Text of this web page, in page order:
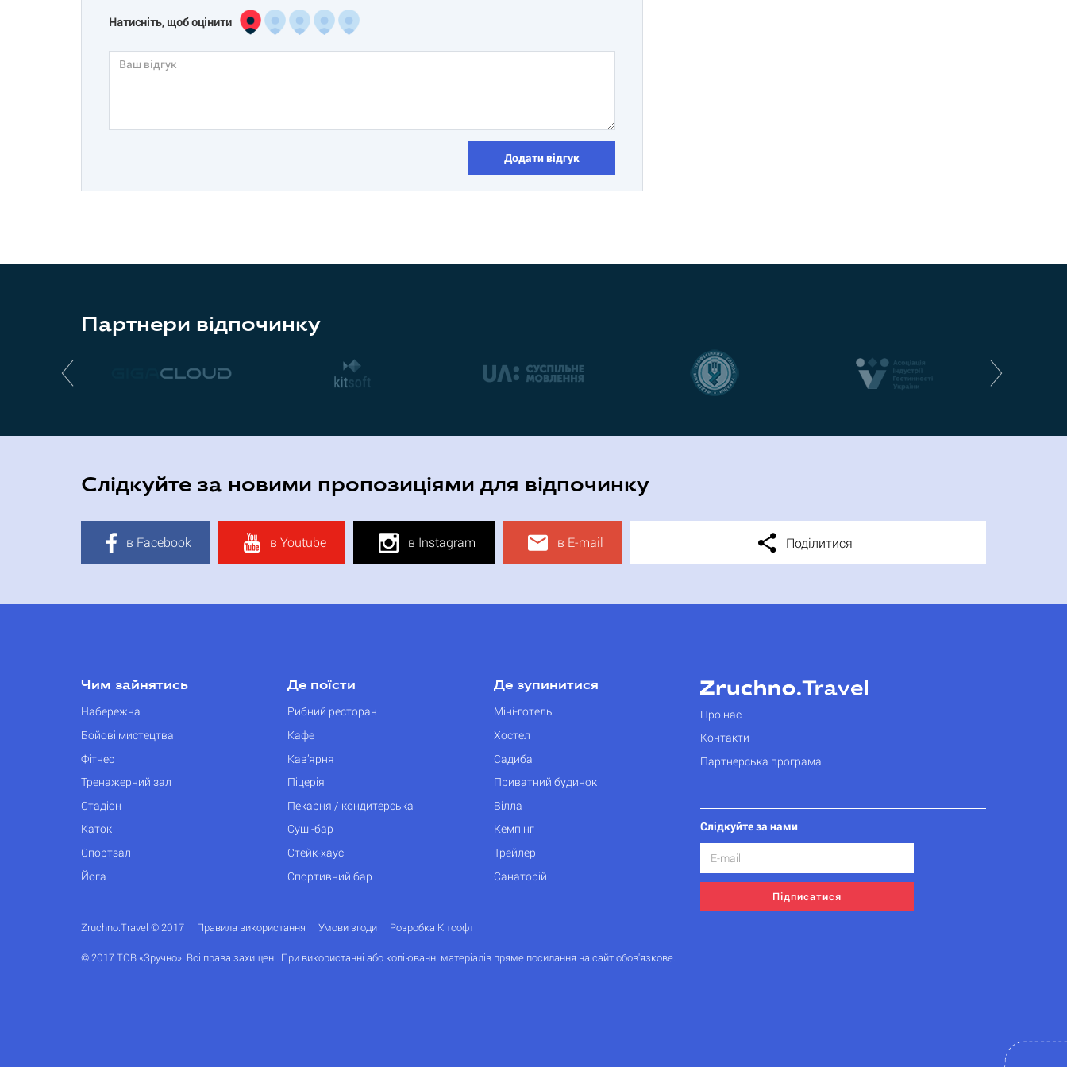
Натисніть, щоб оцінити
Додати відгук
Партнери відпочинку
Слідкуйте за новими пропозиціями для відпочинку
в Facebook в Youtube в Instagram в E-mail Поділитися
Чим зайнятись
Набережна
Бойові мистецтва
Фітнес
Тренажерний зал
Стадіон
Каток
Спортзал
Йога
Де поїсти
Рибний ресторан
Кафе
Кав’ярня
Піцерія
Пекарня / кондитерська
Суші-бар
Стейк-хаус
Спортивний бар
Де зупинитися
Міні-готель
Хостел
Садиба
Приватний будинок
Вілла
Кемпінг
Трейлер
Санаторій
Про нас
Контакти
Партнерська програма
Слідкуйте за нами
Підписатися
Zruchno.Travel © 2017 Правила використання Умови згоди Розробка Кітсофт
© 2017 ТОВ «Зручно». Всі права захищені. При використанні або копіюванні матеріалів пряме посилання на сайт обов'язкове.